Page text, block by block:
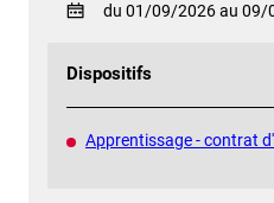
du 01/09/2026 au 09/
Dispositifs
Apprentissage - contrat